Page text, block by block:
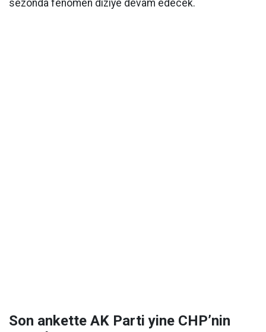
sezonda fenomen diziye devam edecek.
Son ankette AK Parti yine CHP’nin